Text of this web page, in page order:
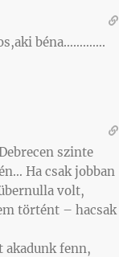
béna………….
szinte
Ha csak jobban
volt,
történt – hacsak
akadunk fenn,